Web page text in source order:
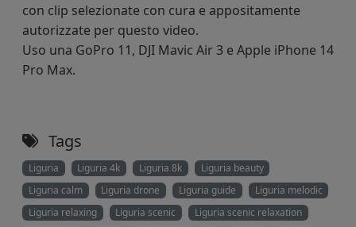
con clip selezionate con cura e appositamente
autorizzate per questo video.
Uso una GoPro 11, DJI Mavic Air 3 e Apple iPhone 14
Pro Max.
Tags
Liguria Liguria 4k Liguria 8k
Liguria beauty
Liguria calm
Liguria drone Liguria guide
Liguria melodic
Liguria relaxing
Liguria scenic
Liguria scenic relaxation